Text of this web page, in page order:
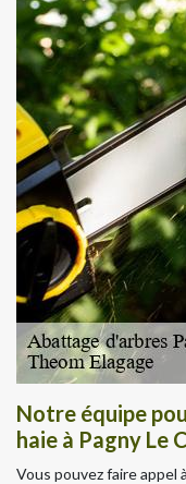
Notre équipe
haie à Pagny Le
Vous pouvez faire appel